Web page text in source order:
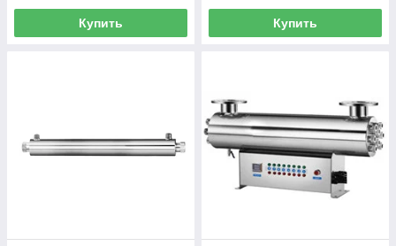
Купить Купить